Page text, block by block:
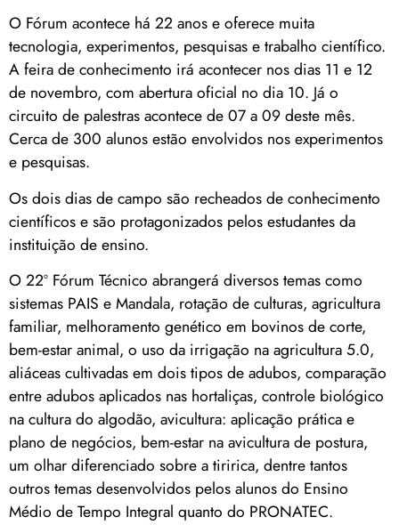
O Fórum acontece há 22 anos e oferece muita
tecnologia, experimentos, pesquisas e trabalho científico.
A feira de conhecimento irá acontecer nos dias 11 e 12
de novembro, com abertura oficial no dia 10. Já o
circuito de palestras acontece de 07 a 09 deste mês.
Cerca de 300 alunos estão envolvidos nos experimentos
e pesquisas.
Os dois dias de campo são recheados de conhecimento
científicos e são protagonizados pelos estudantes da
instituição de ensino.
O 22º Fórum Técnico abrangerá diversos temas como
sistemas PAIS e Mandala, rotação de culturas, agricultura
familiar, melhoramento genético em bovinos de corte,
bem-estar animal, o uso da irrigação na agricultura 5.0,
aliáceas cultivadas em dois tipos de adubos, comparação
entre adubos aplicados nas hortaliças, controle biológico
na cultura do algodão, avicultura: aplicação prática e
plano de negócios, bem-estar na avicultura de postura,
um olhar diferenciado sobre a tiririca, dentre tantos
outros temas desenvolvidos pelos alunos do Ensino
Médio de Tempo Integral quanto do PRONATEC.